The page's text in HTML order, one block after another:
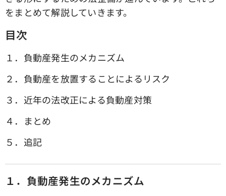
をまとめて解説していきます。
目次
１．負動産発生のメカニズム
２．負動産を放置することによるリスク
３．近年の法改正による負動産対策
４．まとめ
５．追記
１．負動産発生のメカニズム